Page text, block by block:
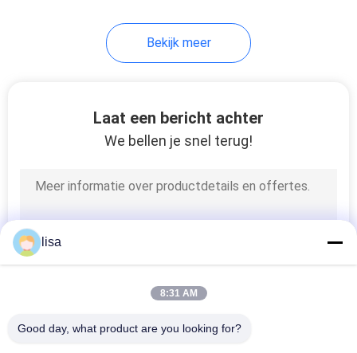
Bekijk meer
Laat een bericht achter
We bellen je snel terug!
lisa
8:31 AM
Good day, what product are you looking for?